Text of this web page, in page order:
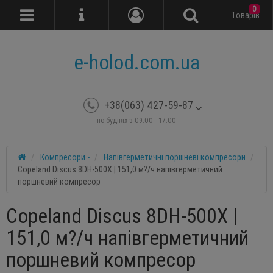
e-holod.com.ua
+38(063) 427-59-87
по буднях з 09:00 - 17:00
Tоварів
0
Компресори -
Напівгерметичні поршневі компресори
Copeland Discus 8DH-500X | 151,0 м?/ч напівгерметичний
поршневий компресор
Copeland Discus 8DH-500X |
151,0 м?/ч напівгерметичний
поршневий компресор